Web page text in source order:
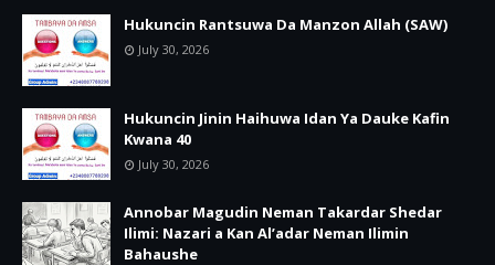
Hukuncin Rantsuwa Da Manzon Allah (SAW)
July 30, 2026
Hukuncin Jinin Haihuwa Idan Ya Dauke Kafin
Kwana 40
July 30, 2026
Annobar Magudin Neman Takardar Shedar
Ilimi: Nazari a Kan Al’adar Neman Ilimin
Bahaushe